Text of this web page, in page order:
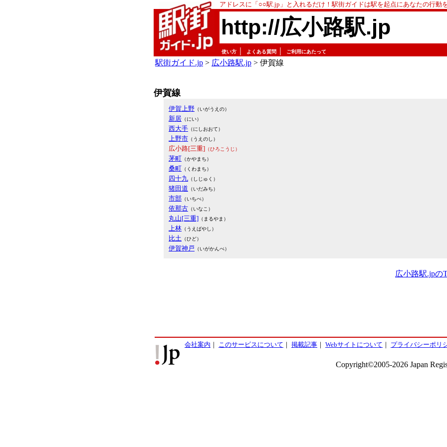
アドレスに「○○駅.jp」と入れるだけ！駅街ガイドは駅を起点にあなたの行動
http://広小路駅.jp
使い方 よくある質問 ご利用にあたって
駅街ガイド.jp > 広小路駅.jp > 伊賀線
伊賀線
伊賀上野 （いがうえの）
新居 （にい）
西大手 （にしおおて）
上野市 （うえのし）
広小路[三重] （ひろこうじ）
茅町 （かやまち）
桑町 （くわまち）
四十九 （しじゅく）
猪田道 （いだみち）
市部 （いちべ）
依那古 （いなこ）
丸山[三重] （まるやま）
上林 （うえばやし）
比土 （ひど）
伊賀神戸 （いがかんべ）
広小路駅.jpの
会社案内 ｜ このサービスについて ｜ 掲載記事 ｜ Webサイトについて ｜ プライバシーポリ
Copyright©2005-2026 Japan